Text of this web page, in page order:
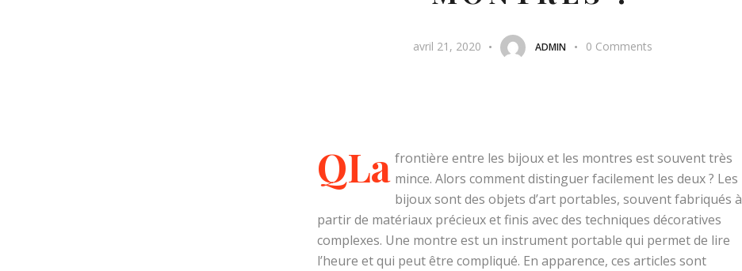
avril 21, 2020 ADMIN 0 Comments
QLa frontière entre les bijoux et les montres est souvent très
mince. Alors comment distinguer facilement les deux ? Les
bijoux sont des objets d’art portables, souvent fabriqués à
partir de matériaux précieux et finis avec des techniques décoratives
complexes. Une montre est un instrument portable qui permet de lire
l’heure et qui peut être compliqué. En apparence, ces articles sont